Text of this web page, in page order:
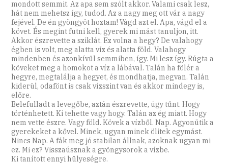
mondott semmit. Az apa sem szólt akkor. Valami csak lesz,
hát nem mehetsz így, tudod. Az a nagy meg ott vár a nagy
fejével. De én gyöngyöt hoztam! Vágd azt el. Apa, vágd el a
követ. És megint futni kell, gyerek mi mást tanuljon, itt.
Akkor észrevette a sziklát. Ez volna a hegy? De valahogy
égben is volt, meg alatta víz és alatta föld. Valahogy
mindenben és azonkívül semmiben, így. Mi lesz így. Rúgta a
köveket meg a homokot a víz a lábával. Talán ha fölér a
hegyre, megtalálja a hegyet, és mondhatja, megvan. Talán
kiderül, odafönt is csak vízszint van és akkor mindegy is,
előre.
Belefulladt a levegőbe, aztán észrevette, úgy tűnt. Hogy
történhetett. Ki tehette vagy hogy. Talán az ég miatt. Hogy
nem vette észre. Vagy föld. Kövek a vízből. Nap. Agyonütik a
gyerekeket a kővel. Minek, ugyan minek ölitek egymást.
Nincs Nap. A fák meg jó stabilan állnak, azoknak ugyan mi
ez. Mi ez? Visszaúsznak a gyöngysorok a vízbe.
Ki tanított ennyi hülyeségre.